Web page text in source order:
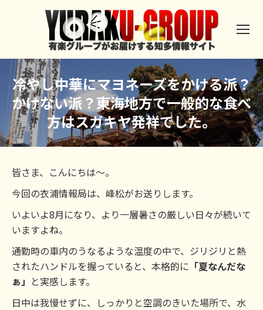
冷やし中華にマヨネーズをかける派？
かけない派？東海地方で一般的な食べ
方はスガキヤ発祥でした。
皆さま、こんにちは～。
今回の衣浦情報局は、峰松がお送りします。
いよいよ8月になり、より一層暑さの厳しい日々が続いて
いますよね。
通勤時の車内のうなるような温度の中で、ジリジリと熱
されたハンドルを握っていると、本格的に 「夏なんだな
ぁ」 と実感します。
日中は我慢せずに、しっかりと空調のきいた場所で、水